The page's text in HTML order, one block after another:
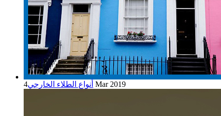
أنواع الطلاء الخارجي 4 Mar 2019